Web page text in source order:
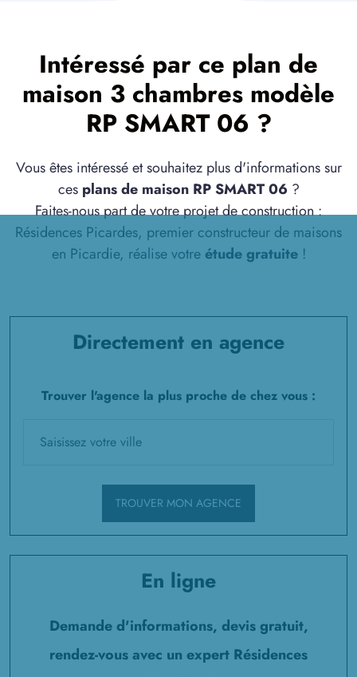
Intéressé par ce plan de
maison 3 chambres modèle
RP SMART 06 ?
Vous êtes intéressé et souhaitez plus d'informations sur
ces plans de maison RP SMART 06?
Faites-nous part de votre projet de construction :
Résidences Picardes, premier constructeur de maisons
en Picardie, réalise votre étude gratuite!
Directement en agence
Trouver l'agence la plus proche de chez vous :
TROUVER MON AGENCE
En ligne
Demande d'informations, devis gratuit,
rendez-vous avec un expert Résidences